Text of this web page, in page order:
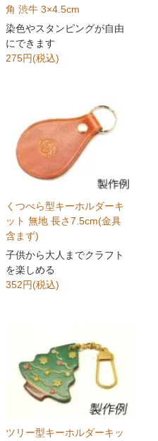
角 渋牛 3×4.5cm
染色やスタンピングが自由
にできます
275円(税込)
くつべら型キーホルダーキ
ット 無地 長さ7.5cm(金具
含まず)
子供から大人までクラフト
を楽しめる
352円(税込)
ツリー型キーホルダーキッ